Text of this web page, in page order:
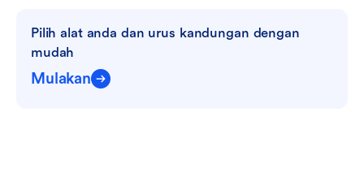
Pilih alat anda dan urus kandungan dengan
mudah
Mulakan